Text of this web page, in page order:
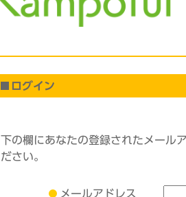
ログイン
下の欄にあなたの登録されたメール
ださい。
メールアドレス